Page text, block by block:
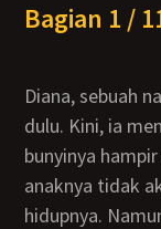
Bagian 1 /
Diana, sebuah nama yang dipilih oleh orang tuanya
dulu. Kini, ia
bunyinya
anaknya tidak
hidupnya.